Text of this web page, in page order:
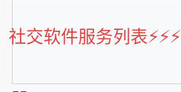
社交软件服务列表⚡️⚡️⚡️